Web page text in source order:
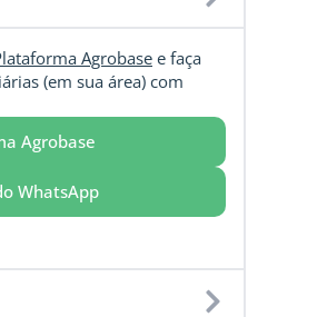
Agrobase e faça
(em sua área) com
Agrobase
WhatsApp